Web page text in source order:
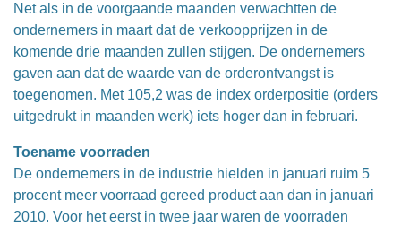
Net als in de voorgaande maanden verwachtten de
ondernemers in maart dat de verkoopprijzen in de
komende drie maanden zullen stijgen. De ondernemers
gaven aan dat de waarde van de orderontvangst is
toegenomen. Met 105,2 was de index orderpositie (orders
uitgedrukt in maanden werk) iets hoger dan in februari.
Toename voorraden
De ondernemers in de industrie hielden in januari ruim 5
procent meer voorraad gereed product aan dan in januari
2010. Voor het eerst in twee jaar waren de voorraden